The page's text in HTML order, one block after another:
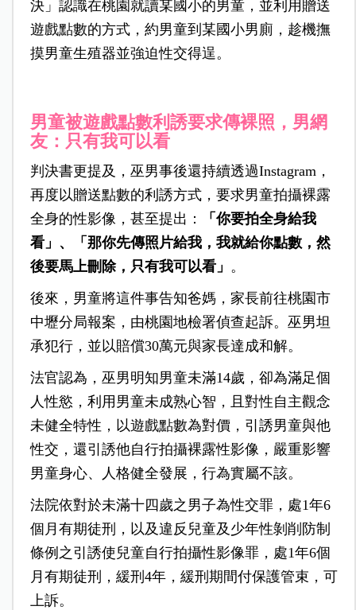
決」認識在桃園就讀某國小的男童，並利用贈送
遊戲點數的方式，約男童到某國小男廁，趁機撫
摸男童生殖器並強迫性交得逞。
男童被遊戲點數利誘要求傳裸照，男網
友：只有我可以看
判決書更提及，巫男事後還持續透過Instagram，
再度以贈送點數的利誘方式，要求男童拍攝裸露
全身的性影像，甚至提出：
「你要拍全身給我
看」、「那你先傳照片給我，我就給你點數，然
後要馬上刪除，只有我可以看」 。
後來，男童將這件事告知爸媽，家長前往桃園市
中壢分局報案，由桃園地檢署偵查起訴。巫男坦
承犯行，並以賠償30萬元與家長達成和解。
法官認為，巫男明知男童未滿14歲，卻為滿足個
人性慾，利用男童未成熟心智，且對性自主觀念
未健全特性，以遊戲點數為對價，引誘男童與他
性交，還引誘他自行拍攝裸露性影像，嚴重影響
男童身心、人格健全發展，行為實屬不該。
法院依對於未滿十四歲之男子為性交罪，處1年6
個月有期徒刑，以及違反兒童及少年性剝削防制
條例之引誘使兒童自行拍攝性影像罪，處1年6個
月有期徒刑，緩刑4年，緩刑期間付保護管束，可
上訴。